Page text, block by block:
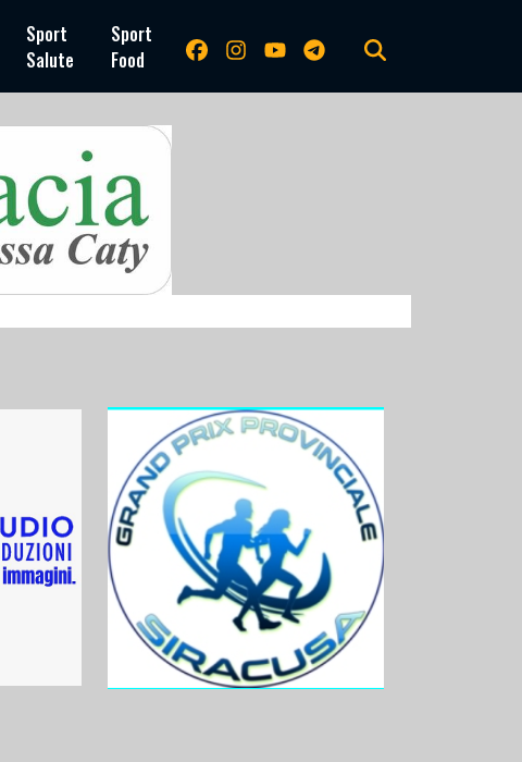
Sport
Salute
Sport
Food